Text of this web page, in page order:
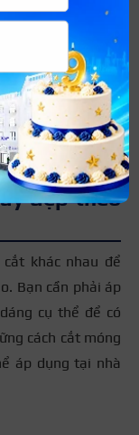
bàn tay khác
đẹp theo
khác nhau để
Bạn cần phải áp
cụ thể để có
cách cắt móng
áp dụng tại nhà